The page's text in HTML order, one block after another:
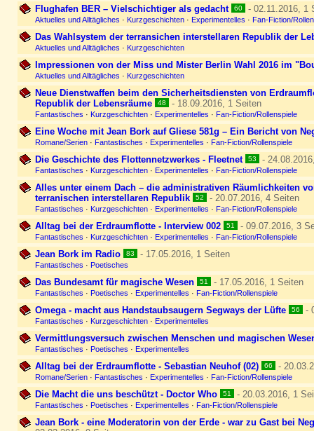
Flughafen BER – Vielschichtiger als gedacht 60 - 02.11.2016, 1
Aktuelles und Alltägliches · Kurzgeschichten · Experimentelles · Fan-Fiction/
Das Wahlsystem der terransichen interstellaren Republik der
Aktuelles und Alltägliches · Kurzgeschichten
Impressionen von der Miss und Mister Berlin Wahl 2016 im
Aktuelles und Alltägliches · Kurzgeschichten
Neue Dienstwaffen beim den Sicherheitsdiensten von
Republik der Lebensräume
48 - 18.09.2016, 1 Seiten
Fantastisches · Kurzgeschichten · Experimentelles · Fan-Fiction/Rollenspiele
Eine Woche mit Jean Bork auf Gliese 581g – Ein Bericht von
Romane/Serien · Fantastisches · Experimentelles · Fan-Fiction/Rollenspiele
Die Geschichte des Flottennetzwerkes - Fleetnet 53 -
Fantastisches · Kurzgeschichten · Experimentelles · Fan-Fiction/Rollenspiele
Alles unter einem Dach – die administrativen Räumlichkeiten
terranischen interstellaren Republik
52 - 20.07.2016, 4 Seiten
Fantastisches · Kurzgeschichten · Experimentelles · Fan-Fiction/Rollenspiele
Alltag bei der Erdraumflotte - Interview 002 51 - 09.07.2016, 3
Fantastisches · Kurzgeschichten · Experimentelles · Fan-Fiction/Rollenspiele
Jean Bork im Radio 83 - 17.05.2016, 1 Seiten
Fantastisches · Poetisches
Das Bundesamt für magische Wesen 51 - 17.05.2016, 1 Seiten
Fantastisches · Poetisches · Experimentelles · Fan-Fiction/Rollenspiele
Omega - macht aus Handstaubsaugern Segways der Lüfte 56 -
Fantastisches · Kurzgeschichten · Experimentelles
Vermittlungsversuch zwischen Menschen und magischen
Fantastisches · Poetisches · Experimentelles
Alltag bei der Erdraumflotte - Sebastian Neuhof (02) 66 -
Romane/Serien · Fantastisches · Experimentelles · Fan-Fiction/Rollenspiele
Die Macht die uns beschützt - Doctor Who 51 - 20.03.2016, 1
Fantastisches · Poetisches · Experimentelles · Fan-Fiction/Rollenspiele
Jean Bork - eine Moderatorin von der Erde - war zu Gast bei